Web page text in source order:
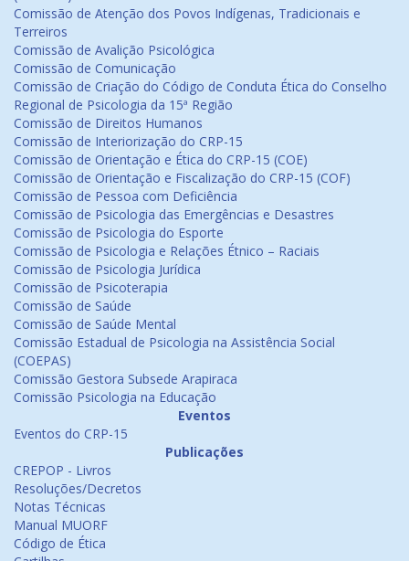
Comissão de Atenção dos Povos Indígenas, Tradicionais e
Terreiros
Comissão de Avalição Psicológica
Comissão de Comunicação
Comissão de Criação do Código de Conduta Ética do Conselho
Regional de Psicologia da 15ª Região
Comissão de Direitos Humanos
Comissão de Interiorização do CRP-15
Comissão de Orientação e Ética do CRP-15 (COE)
Comissão de Orientação e Fiscalização do CRP-15 (COF)
Comissão de Pessoa com Deficiência
Comissão de Psicologia das Emergências e Desastres
Comissão de Psicologia do Esporte
Comissão de Psicologia e Relações Étnico – Raciais
Comissão de Psicologia Jurídica
Comissão de Psicoterapia
Comissão de Saúde
Comissão de Saúde Mental
Comissão Estadual de Psicologia na Assistência Social
(COEPAS)
Comissão Gestora Subsede Arapiraca
Comissão Psicologia na Educação
Eventos
Eventos do CRP-15
Publicações
CREPOP - Livros
Resoluções/Decretos
Notas Técnicas
Manual MUORF
Código de Ética